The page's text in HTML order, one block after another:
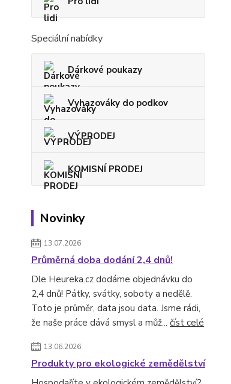
Speciální nabídky
Dárkové poukazy
Vyhazováky do podkov
VÝPRODEJ
KOMISNÍ PRODEJ
Novinky
13.07.2026
Průměrná doba dodání 2,4 dnů!
Dle Heureka.cz dodáme objednávku do
2,4 dnů! Pátky, svátky, soboty a nedělě.
Toto je průměr, data jsou data. Jsme rádi,
že naše práce dává smysl a můž... číst celé
13.06.2026
Produkty pro ekologické zemědělství